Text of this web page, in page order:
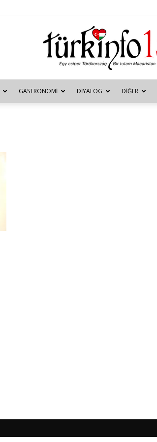
Türkinfo
GASTRONOMI DIYALOG DIĞER